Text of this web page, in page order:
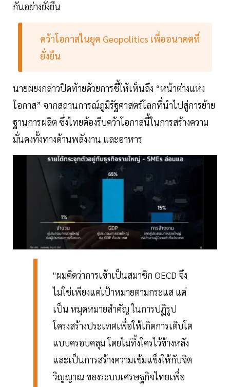
กันอย่างยั่งยืน
คว้าโอกาสในยุค Geopolitics เพื่ออนาคตที่
ยั่งยืน
นายผยงกล่าวปิดท้ายด้วยการชี้ให้เห็นถึง “หน้าต่างแห่ง
โอกาส” จากสถานการณ์ภูมิรัฐศาสตร์โลกที่นำไปสู่การย้าย
ฐานการผลิต ซึ่งไทยต้องรีบคว้าโอกาสนี้ในการสร้างความ
มั่นคงทั้งทางด้านพลังงาน และอาหาร
"ผมคิดว่าการเข้าเป็นสมาชิก OECD จึง
ไม่ใช่เพียงแค่เป้าหมายตามกระแส แต่
เป็น หมุดหมายสำคัญ ในการปฏิรูป
โครงสร้างประเทศเพื่อให้เกิดการเติบโต
แบบครอบคลุม โดยไม่ทิ้งใครไว้ข้างหลัง
และเป็นการสร้างความเข้มแข็งให้กับจิต
วิญญาณ ของระบบเศรษฐกิจไทยเพื่อ